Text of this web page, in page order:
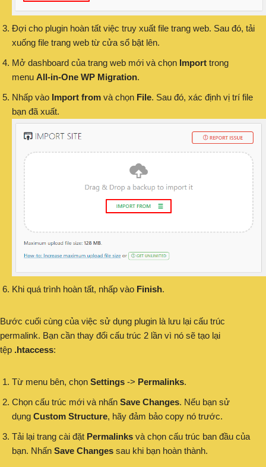
Đợi cho plugin hoàn tất việc truy xuất file trang web. Sau đó, tải
xuống file trang web từ cửa sổ bật lên.
Mở dashboard của trang web mới và chọn Import trong
menu All-in-One WP Migration.
Nhấp vào Import from và chọn File. Sau đó, xác định vị trí file
bạn đã xuất.
Khi quá trình hoàn tất, nhấp vào Finish.
Bước cuối cùng của việc sử dụng plugin là lưu lại cấu trúc
permalink. Bạn cần thay đổi cấu trúc 2 lần vì nó sẽ tạo lại
tệp .htaccess:
Từ menu bên, chọn Settings -> Permalinks.
Chọn cấu trúc mới và nhấn Save Changes. Nếu bạn sử
dụng Custom Structure, hãy đảm bảo copy nó trước.
Tải lại trang cài đặt Permalinks và chọn cấu trúc ban đầu của
bạn. Nhấn Save Changes sau khi bạn hoàn thành.